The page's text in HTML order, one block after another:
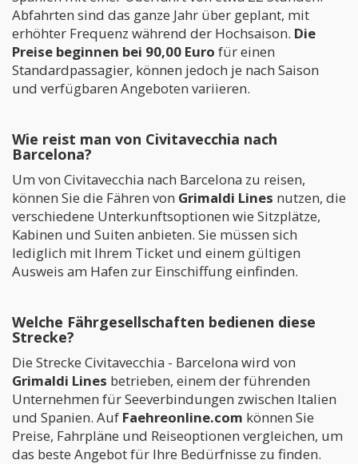
Abfahrten sind das ganze Jahr über geplant, mit
erhöhter Frequenz während der Hochsaison. Die
Preise beginnen bei 90,00 Euro für einen
Standardpassagier, können jedoch je nach Saison
und verfügbaren Angeboten variieren.
Wie reist man von Civitavecchia nach
Barcelona?
Um von Civitavecchia nach Barcelona zu reisen,
können Sie die Fähren von Grimaldi Lines nutzen, die
verschiedene Unterkunftsoptionen wie Sitzplätze,
Kabinen und Suiten anbieten. Sie müssen sich
lediglich mit Ihrem Ticket und einem gültigen
Ausweis am Hafen zur Einschiffung einfinden.
Welche Fährgesellschaften bedienen diese
Strecke?
Die Strecke Civitavecchia - Barcelona wird von
Grimaldi Lines betrieben, einem der führenden
Unternehmen für Seeverbindungen zwischen Italien
und Spanien. Auf Faehreonline.com können Sie
Preise, Fahrpläne und Reiseoptionen vergleichen, um
das beste Angebot für Ihre Bedürfnisse zu finden.